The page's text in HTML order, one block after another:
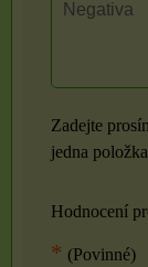
Zadejte
jedna
Hodnocení
* (Povinné)